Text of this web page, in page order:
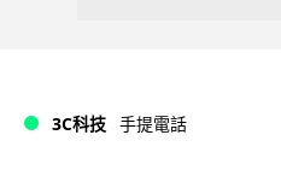
3C科技 手提電話